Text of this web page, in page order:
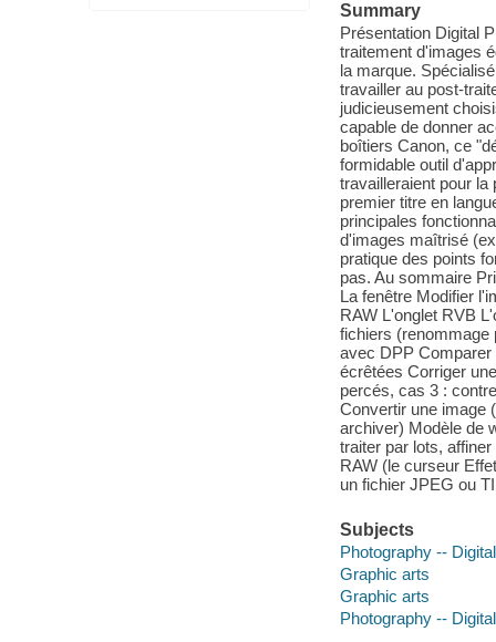
Summary
Présentation Digital
traitement d'images
la marque.
travailler au post-
judicieusement
capable de donner
boîtiers Canon, ce
formidable outil
travailleraient pour
premier titre en
principales
d'images maîtrisé
pratique des points
pas. Au sommaire
La fenêtre Modifier
RAW L'onglet RVB
fichiers (renommage
avec DPP Comparer
écrêtées Corriger
percés, cas 3 :
Convertir une image
archiver) Modèle de
traiter par lots,
RAW (le curseur
un fichier JPEG ou
Subjects
Photography --
Graphic arts
Graphic arts
Photography --